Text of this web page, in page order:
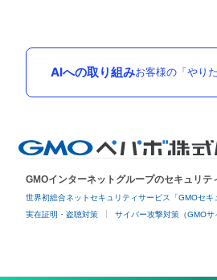
AIへの取り組みお客様の「やり
GMOインターネットグループのセキュリテ
世界初総合ネットセキュリティサービス「GMOセキ
実在証明・盗聴対策 サイバー攻撃対策（GMOサ